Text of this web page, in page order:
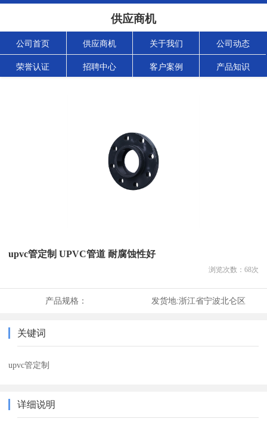
供应商机
公司首页 供应商机 关于我们 公司动态
荣誉认证 招聘中心 客户案例 产品知识
upvc管定制 UPVC管道 耐腐蚀性好
浏览次数： 68次
产品规格： 发货地:浙江省宁波北仑区
关键词
upvc管定制
详细说明